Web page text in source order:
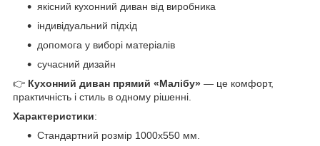
якісний кухонний диван від виробника
індивідуальний підхід
допомога у виборі матеріалів
сучасний дизайн
👉 Кухонний диван прямий «Малібу» — це комфорт,
практичність і стиль в одному рішенні.
Характеристики:
Стандартний розмір 1000х550 мм.